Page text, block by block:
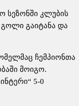
სეზონში კლუბის
გოლი გაიტანა და
ჩემპიონთა
მოიგო.
5-0